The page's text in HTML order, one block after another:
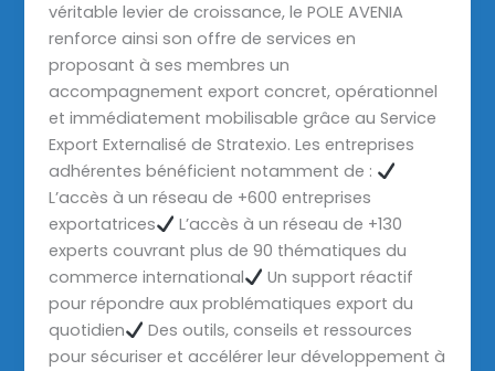
véritable levier de croissance, le POLE AVENIA
renforce ainsi son offre de services en
proposant à ses membres un
accompagnement export concret, opérationnel
et immédiatement mobilisable grâce au Service
Export Externalisé de Stratexio. Les entreprises
adhérentes bénéficient notamment de :
L’accès à un réseau de +600 entreprises
exportatrices
L’accès à un réseau de +130
experts couvrant plus de 90 thématiques du
commerce international
Un support réactif
pour répondre aux problématiques export du
quotidien
Des outils, conseils et ressources
pour sécuriser et accélérer leur développement à